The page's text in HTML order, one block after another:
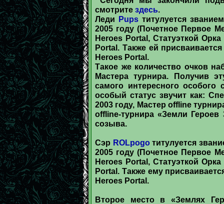
смотрите здесь.
Леди Pups титулуется
2005 году (Почетное Первое
Heroes Portal, Статуэткой
Portal. Также ей
Heroes Portal.
Такое же количество очков
Мастера турнира. Получив
самого интересного
особый статус звучит как:
2003 году, Мастер offline
offline-турнира «Земли
созыва.
Сэр ROLpogoтитулуется
2005 году (Почетное Первое
Heroes Portal, Статуэткой
Portal. Также ему
Heroes Portal.
Второе место в «Землях